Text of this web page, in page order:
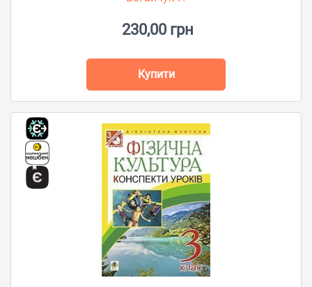
230,00 грн
Купити